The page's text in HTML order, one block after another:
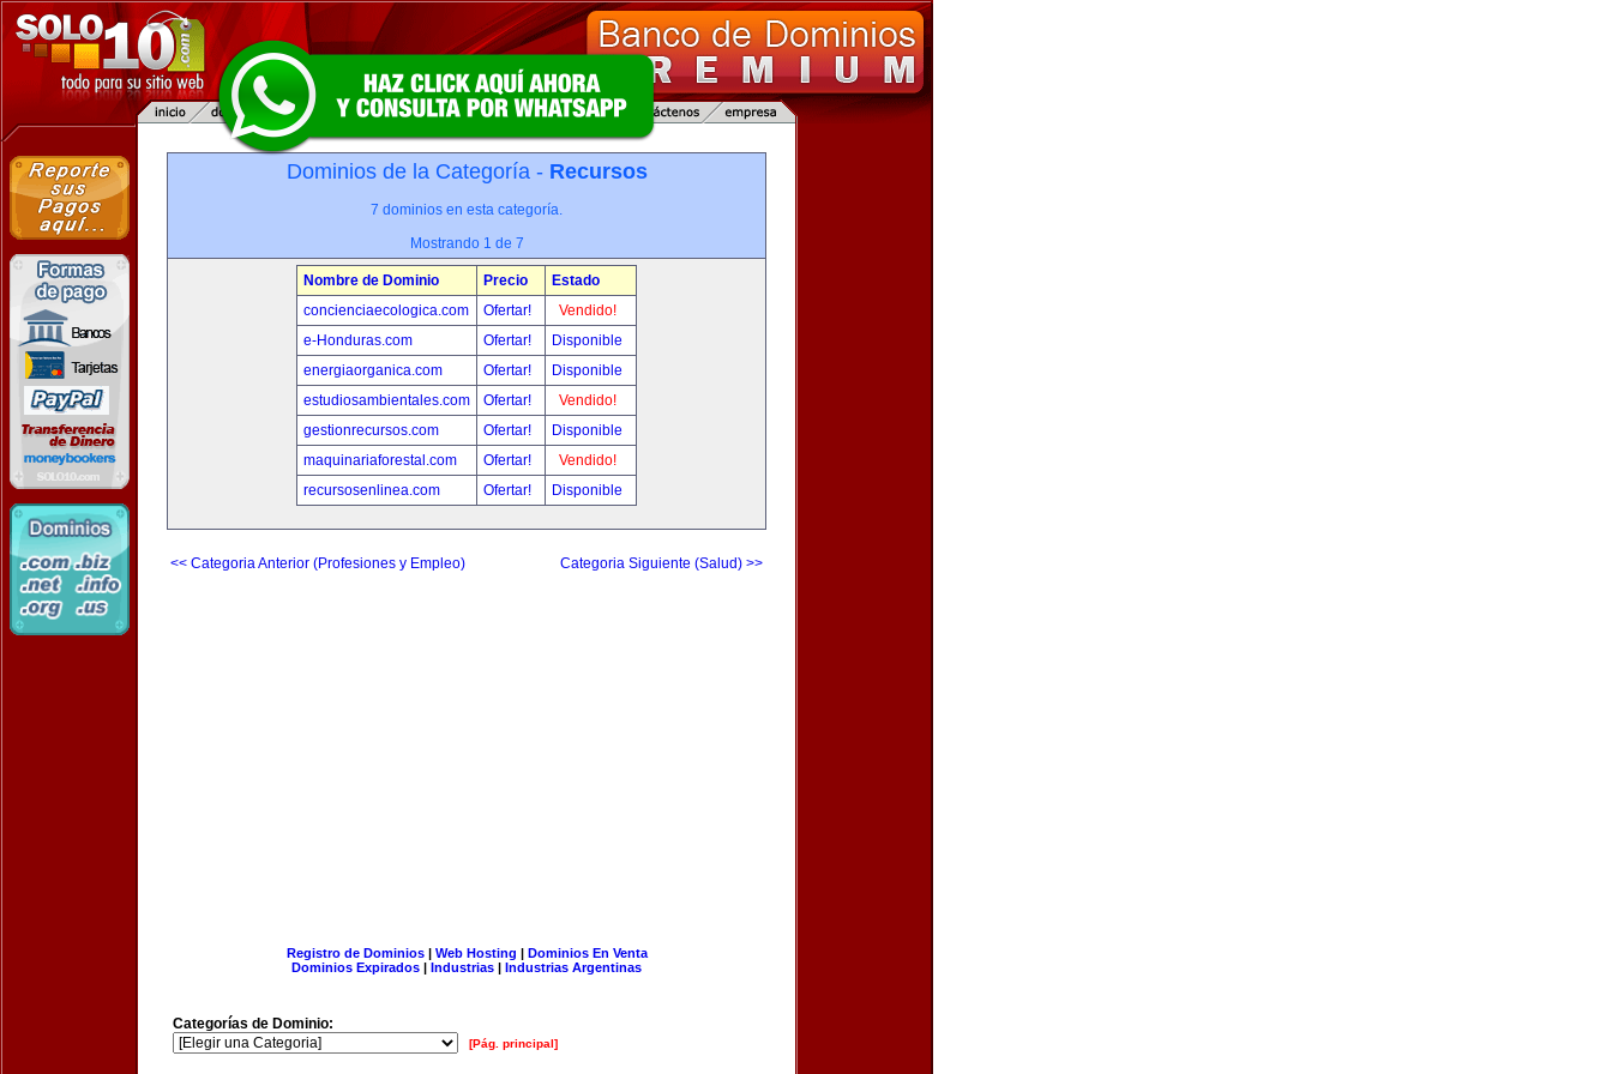
Dominios de la Categoría - Recursos
7 dominios en esta categoría.
Mostrando 1 de 7
Nombre de Dominio Precio
Estado
concienciaecologica.com
Ofertar!
Vendido!
e-Honduras.com
Ofertar!
Disponible
energiaorganica.com
Ofertar!
Disponible
estudiosambientales.com
Ofertar!
Vendido!
gestionrecursos.com
Ofertar!
Disponible
maquinariaforestal.com
Ofertar!
Vendido!
recursosenlinea.com
Ofertar! Disponible
<< Categoria Anterior (Profesiones y Empleo) Categoria Siguiente (Salud) >>
Registro de Dominios| Web Hosting | Dominios En Venta
Dominios Expirados | Industrias | Industrias Argentinas
Categorías de Dominio:
[Pág. principal]